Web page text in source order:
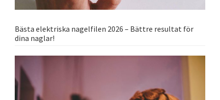
Bästa elektriska nagelfilen 2026 – Bättre resultat för
dina naglar!